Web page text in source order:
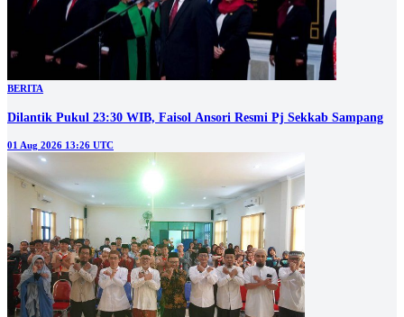
BERITA
Dilantik Pukul 23:30 WIB, Faisol Ansori Resmi Pj Sekkab Sampang
01 Aug 2026 13:26 UTC